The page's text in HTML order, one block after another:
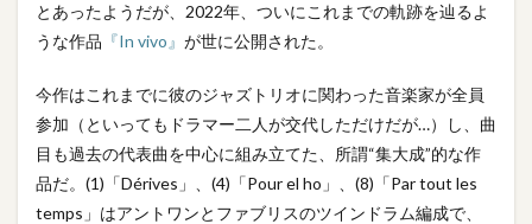
とあったようだが、2022年、ついにこれまでの軌跡を辿るよ
うな作品 『In vivo』 が世に公開された。
今作はこれまでに彼のジャズトリオに関わった音楽家が全員
参加（といってもドラマー二人が交代しただけだが…）し、曲
目も過去の代表曲を中心に組み立てた、所謂“集大成”的な作
品だ。(1)「Dérives」、(4)「Pour el ho」、(8)「Par tout les
temps」はアントワンとファブリスのツインドラム編成で、